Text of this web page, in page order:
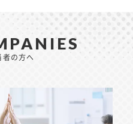
者の方へ